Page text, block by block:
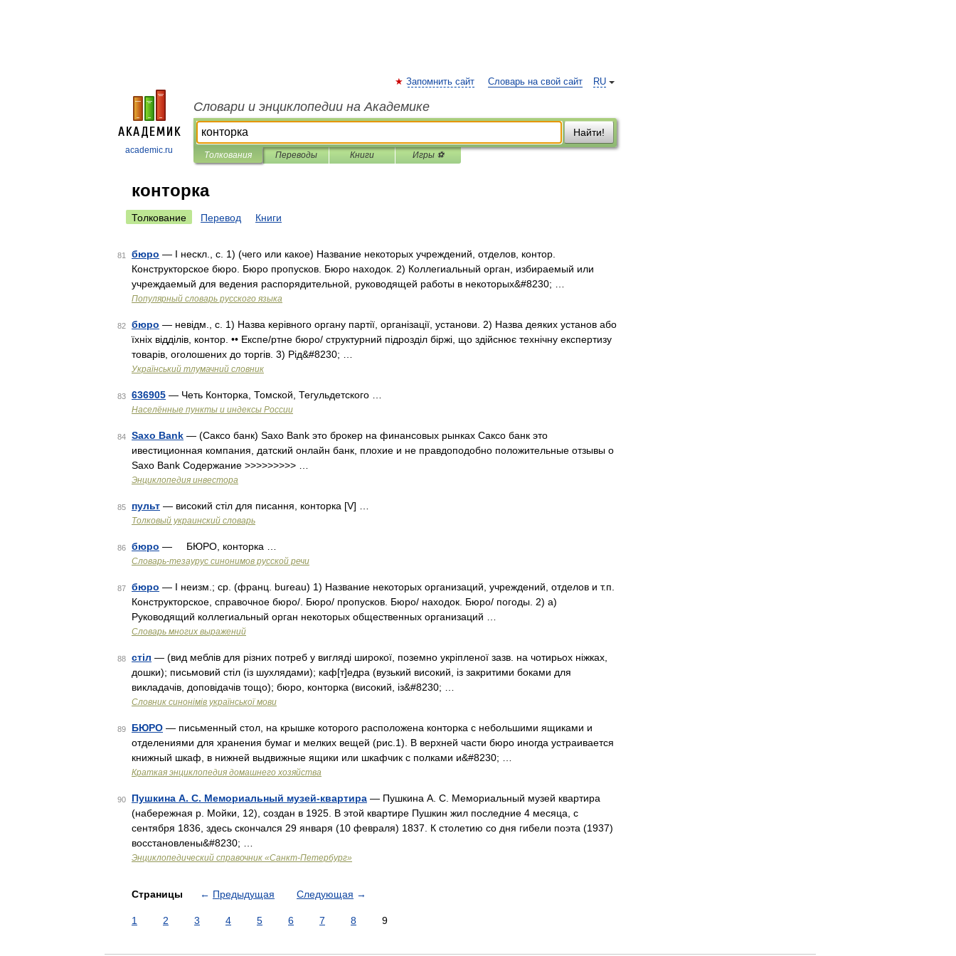
academic.ru
RU
Запомнить сайт Словарь на свой сайт
Словари и энциклопедии на Академике
Найти!
Толкования Переводы Книги Игры ⚽
конторка
Толкование Перевод Книги
81 бюро — I нескл., с. 1) (чего или какое) Название некоторых учреждений, отделов, контор.
Конструкторское бюро. Бюро пропусков. Бюро находок. 2) Коллегиальный орган, избираемый или
учреждаемый для ведения распорядительной, руководящей работы в некоторых&#8230; …
Популярный словарь русского языка
82 бюро — невідм., с. 1) Назва керівного органу партії, організації, установи. 2) Назва деяких установ або
їхніх відділів, контор. •• Експе/ртне бюро/ структурний підрозділ біржі, що здійснює технічну експертизу
товарів, оголошених до торгів. 3) Рід&#8230; …
Український тлумачний словник
83 636905 — Четь Конторка, Томской, Тегульдетского …
Населённые пункты и индексы России
84 Saxo Bank — (Саксо банк) Saxo Bank это брокер на финансовых рынках Саксо банк это
ивестиционная компания, датский онлайн банк, плохие и не правдоподобно положительные отзывы о
Saxo Bank Содержание >>>>>>>>> …
Энциклопедия инвестора
85 пульт — високий стіл для писання, конторка [V] …
Толковый украинский словарь
86 бюро — БЮРО, конторка …
Словарь-тезаурус синонимов русской речи
87 бюро — I неизм.; ср. (франц. bureau) 1) Название некоторых организаций, учреждений, отделов и т.п.
Конструкторское, справочное бюро/. Бюро/ пропусков. Бюро/ находок. Бюро/ погоды. 2) а)
Руководящий коллегиальный орган некоторых общественных организаций …
Словарь многих выражений
88 стіл — (вид меблів для різних потреб у вигляді широкої, поземно укріпленої зазв. на чотирьох ніжках,
дошки); письмовий стіл (із шухлядами); каф[т]едра (вузький високий, із закритими боками для
викладачів, доповідачів тощо); бюро, конторка (високий, із&#8230; …
Словник синонімів української мови
89 БЮРО — письменный стол, на крышке которого расположена конторка с небольшими ящиками и
отделениями для хранения бумаг и мелких вещей (рис.1). В верхней части бюро иногда устраивается
книжный шкаф, в нижней выдвижные ящики или шкафчик с полками и&#8230; …
Краткая энциклопедия домашнего хозяйства
90 Пушкина А. С. Мемориальный музей-квартира — Пушкина А. С. Мемориальный музей квартира
(набережная р. Мойки, 12), создан в 1925. В этой квартире Пушкин жил последние 4 месяца, с
сентября 1836, здесь скончался 29 января (10 февраля) 1837. К столетию со дня гибели поэта (1937)
восстановлены&#8230; …
Энциклопедический справочник «Санкт-Петербург»
Страницы ← Предыдущая Следующая →
1 2 3 4 5 6 7 8 9